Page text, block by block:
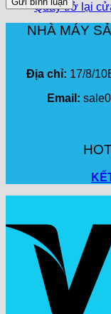
Quay trở lại
NHÀ MÁY
Địa chỉ: 17/8/
Email: